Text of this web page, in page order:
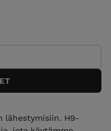
lähestymisiin. H9-